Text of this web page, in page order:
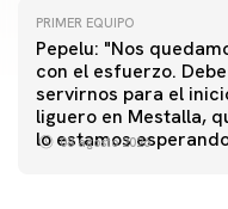
PRIMER EQUIPO
Pepelu: "Nos
con el esfuerzo. Debe
servirnos para el
liguero en Mestalla,
lo estamos
08 agosto 2026
PRIMER EQUIPO
Las fotos del